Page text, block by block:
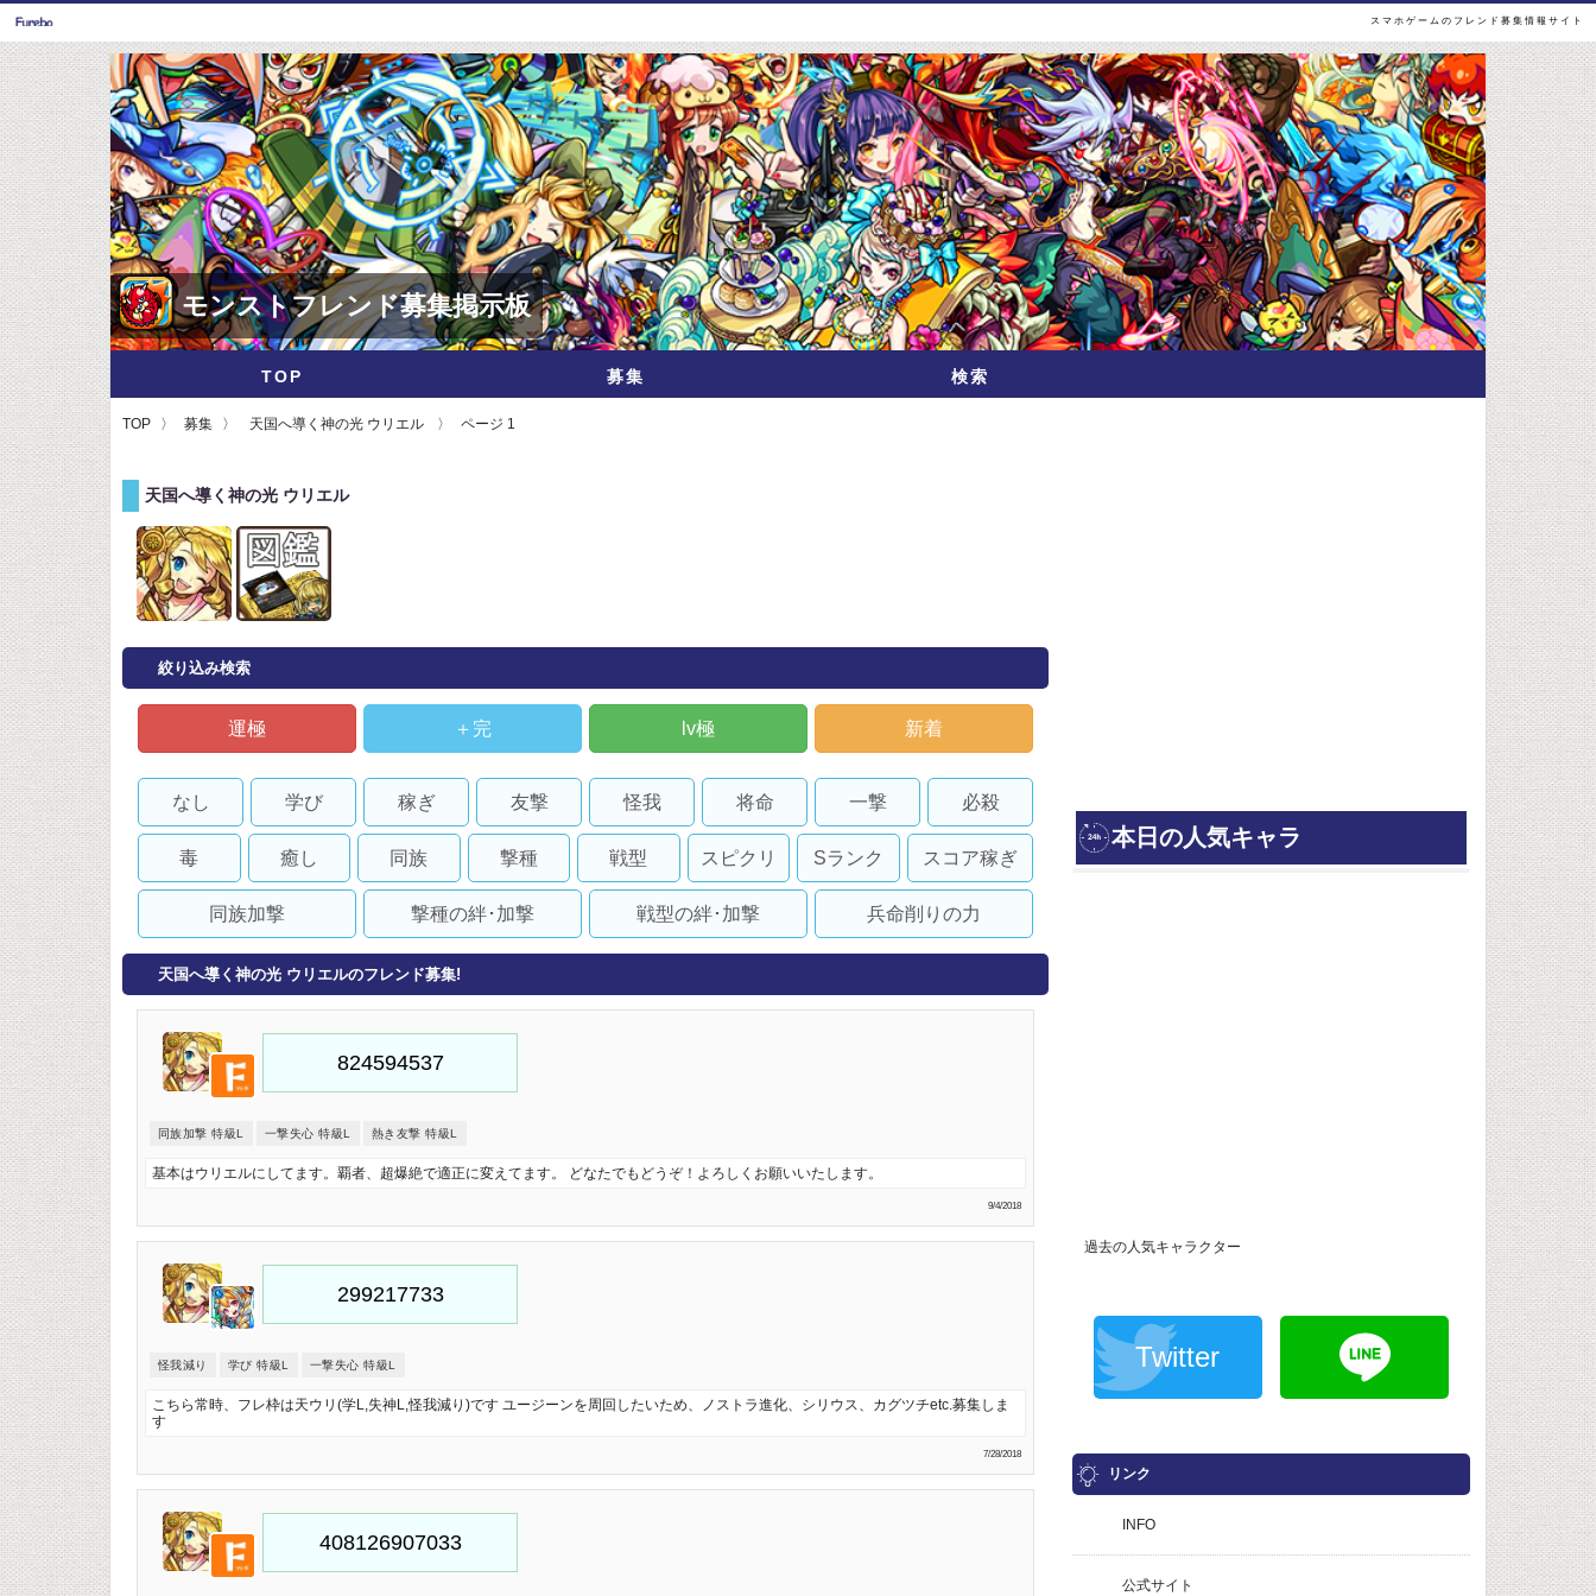
スマホゲームのフレンド募集情報サイト
モンストフレンド募集掲示板
TOP 募集 検索
TOP 募集 天国へ導く神の光 ウリエル ページ 1
天国へ導く神の光 ウリエル
絞り込み検索
運極 ＋完 lv極 新着
なし 学び 稼ぎ 友撃 怪我 将命 一撃 必殺
毒 癒し 同族 撃種 戦型 スピクリ Sランク スコア稼ぎ
同族加撃 撃種の絆･加撃 戦型の絆･加撃 兵命削りの力
天国へ導く神の光 ウリエルのフレンド募集!
同族加撃 特級L 一撃失心 特級L 熱き友撃 特級L
基本はウリエルにしてます。覇者、超爆絶で適正に変えてます。 どなたでもどうぞ！よろしくお願いいたします。
9/4/2018
怪我減り 学び 特級L 一撃失心 特級L
こちら常時、フレ枠は天ウリ(学L,失神L,怪我減り)です ユージーンを周回したいため、ノストラ進化、シリウス、カグツチetc.募集しま
す
7/28/2018
過去の人気キャラクター
Twitter
リンク
INFO
公式サイト